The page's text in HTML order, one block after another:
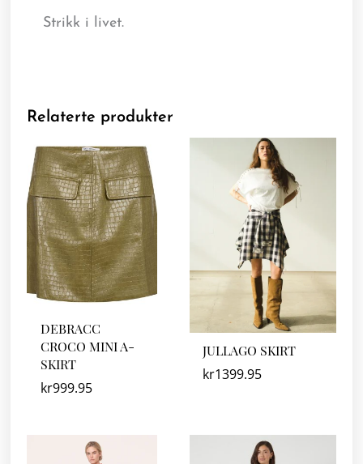
Strikk i livet.
Relaterte produkter
DEBRACC
CROCO MINI A-
SKIRT
kr999.95
JULLAGO SKIRT
kr1399.95